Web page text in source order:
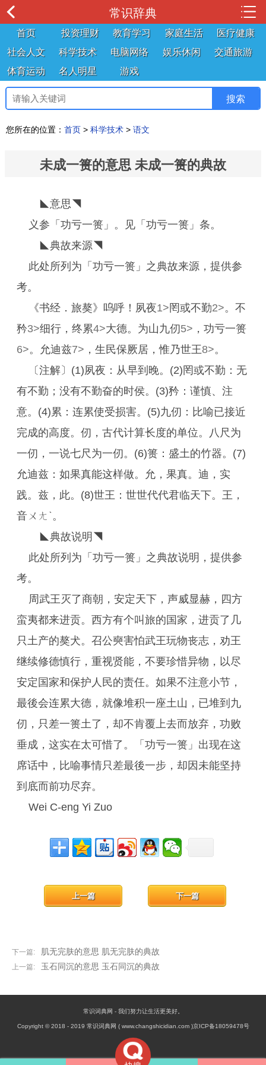
常识辞典
首页 投资理财 教育学习 家庭生活
医疗健康
社会人文
科学技术 电脑网络 娱乐休闲
交通旅游
体育运动
名人明星 游戏
您所在的位置： 首页 > 科学技术 > 语文
未成一篑的意思 未成一篑的典故
◣意思◥
义参「功亏一篑」。见「功亏一篑」条。
◣典故来源◥
此处所列为「功亏一篑」之典故来源，提供参
考。
《书经．旅獒》呜呼！夙夜1> 罔或不勤2>。不
矜3>细行，终累4>大德。为山九仞5> ，功亏一篑
6>。允迪兹7> ，生民保厥居，惟乃世王8>。
〔注解〕(1)夙夜：从早到晚。(2)罔或不勤：无
有不勤；没有不勤奋的时侯。(3)矜：谨慎、注
意。(4)累：连累使受损害。(5)九仞：比喻已接近
完成的高度。仞，古代计算长度的单位。八尺为
一仞，一说七尺为一仞。(6)篑：盛土的竹器。(7)
允迪兹：如果真能这样做。允，果真。迪，实
践。兹，此。(8)世王：世世代代君临天下。王，
音ㄨㄤˋ。
◣典故说明◥
此处所列为「功亏一篑」之典故说明，提供参
考。
周武王灭了商朝，安定天下，声威显赫，四方
蛮夷都来进贡。西方有个叫旅的国家，进贡了几
只土产的獒犬。召公奭害怕武王玩物丧志，劝王
继续修德慎行，重视贤能，不要珍惜异物，以尽
安定国家和保护人民的责任。如果不注意小节，
最後会连累大德，就像堆积一座土山，已堆到九
仞，只差一篑土了，却不肯覆上去而放弃，功败
垂成，这实在太可惜了。「功亏一篑」出现在这
席话中，比喻事情只差最後一步，却因未能坚持
到底而前功尽弃。
Wei C-eng Yi Zuo
下一篇: 肌无完肤的意思 肌无完肤的典故
下一篇
上一篇: 玉石同沉的意思 玉石同沉的典故
上一篇
常识词典网 - 我们努力让生活更美好。
Copyright © 2018 - 2019 常识词典网 ( www.changshicidian.com )京ICP备18059478号